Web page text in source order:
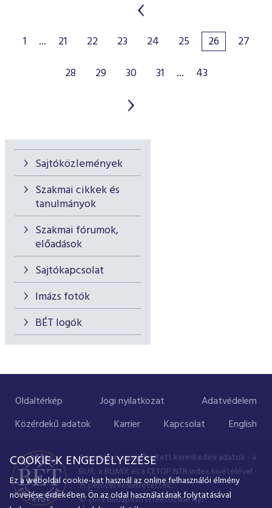
Sajtóközlemények
Szakmai cikkek és
tanulmányok
Szakmai fórumok,
előadások
Sajtókapcsolat
Imázs fotók
BÉT logók
1 ... 21 22 23 24 25 26
27
28
29 30 31 ... 43
Oldaltérkép Jogi nyilatkozat
Adatvédelem
Közérdekű adatok
Karrier Kapcsolat English
A portálon megjelenített kereskedési adatok - a
BUX, a BUMIX és a CETOP NTR index kivételével -
15 perccel késleltetettek.
© 2019 Budapesti Értéktőzsde Nyrt.
COOKIE-K ENGEDÉLYEZÉSE
Ez a weboldal cookie-kat használ az online felhasználói élmény
növelése érdekében. Ön az oldal használatának folytatásával